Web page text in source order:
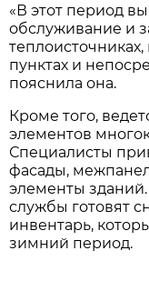
«В этот период
обслуживание и
пунктах и
пояснила она.
Кроме того,
элементов
Специалисты
фасады,
элементы
службы готовят
инвентарь,
зимний период.